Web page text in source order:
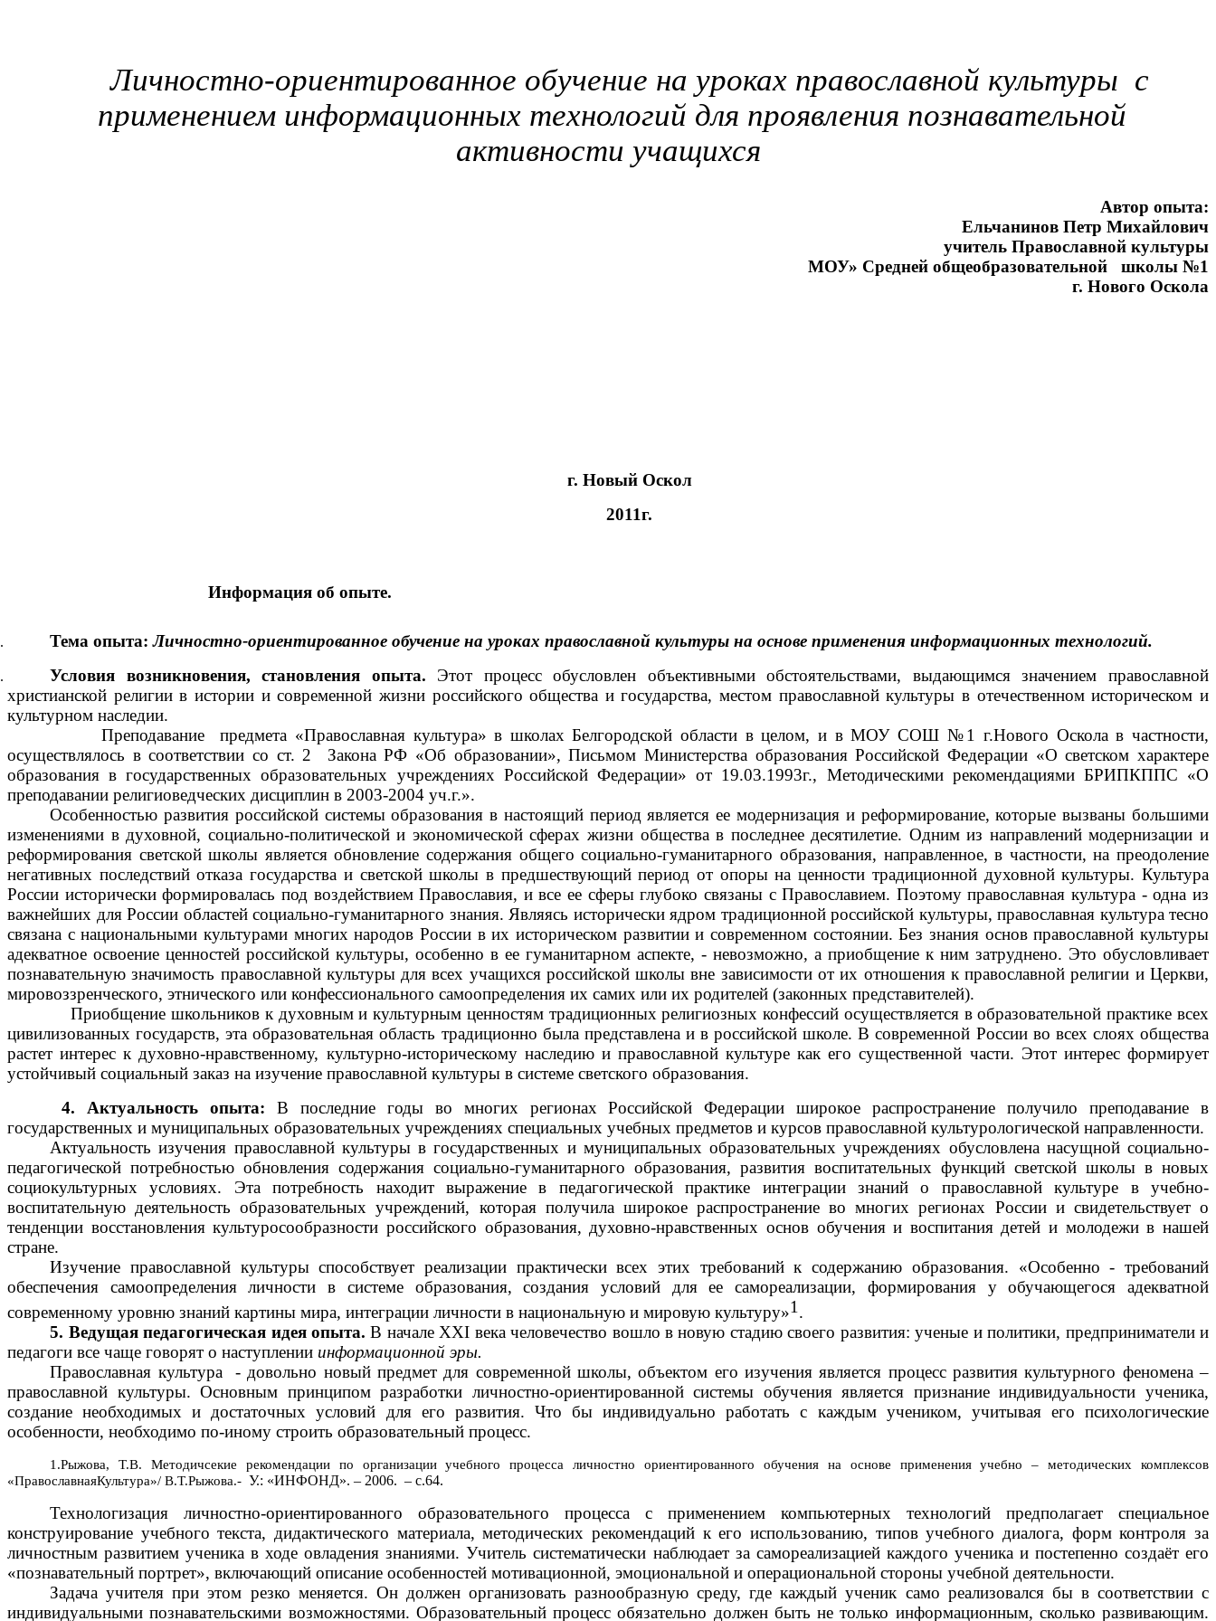
Личностно-ориентированное обучение на уроках православной культуры с
применением информационных технологий для проявления познавательной
активности учащихся
Автор опыта:
Ельчанинов Петр Михайлович
учитель Православной культуры
МОУ» Средней общеобразовательной школы №1
г. Нового Оскола
г. Новый Оскол
2011г.
Информация об опыте.
Тема опыта: Личностно-ориентированное обучение на уроках православной культуры на основе применения информационных технологий.
Условия возникновения, становления опыта. Этот процесс обусловлен объективными обстоятельствами, выдающимся значением православной
христианской религии в истории и современной жизни российского общества и государства, местом православной культуры в отечественном историческом и
культурном наследии.
Преподавание предмета «Православная культура» в школах Белгородской области в целом, и в МОУ СОШ №1 г.Нового Оскола в частности,
осуществлялось в соответствии со ст. 2 Закона РФ «Об образовании», Письмом Министерства образования Российской Федерации «О светском характере
образования в государственных образовательных учреждениях Российской Федерации» от 19.03.1993г., Методическими рекомендациями БРИПКППС «О
преподавании религиоведческих дисциплин в 2003-2004 уч.г.».
Особенностью развития российской системы образования в настоящий период является ее модернизация и реформирование, которые вызваны большими
изменениями в духовной, социально-политической и экономической сферах жизни общества в последнее десятилетие. Одним из направлений модернизации и
реформирования светской школы является обновление содержания общего социально-гуманитарного образования, направленное, в частности, на преодоление
негативных последствий отказа государства и светской школы в предшествующий период от опоры на ценности традиционной духовной культуры. Культура
России исторически формировалась под воздействием Православия, и все ее сферы глубоко связаны с Православием. Поэтому православная культура - одна из
важнейших для России областей социально-гуманитарного знания. Являясь исторически ядром традиционной российской культуры, православная культура тесно
связана с национальными культурами многих народов России в их историческом развитии и современном состоянии. Без знания основ православной культуры
адекватное освоение ценностей российской культуры, особенно в ее гуманитарном аспекте, - невозможно, а приобщение к ним затруднено. Это обусловливает
познавательную значимость православной культуры для всех учащихся российской школы вне зависимости от их отношения к православной религии и Церкви,
мировоззренческого, этнического или конфессионального самоопределения их самих или их родителей (законных представителей).
Приобщение школьников к духовным и культурным ценностям традиционных религиозных конфессий осуществляется в образовательной практике всех
цивилизованных государств, эта образовательная область традиционно была представлена и в российской школе. В современной России во всех слоях общества
растет интерес к духовно-нравственному, культурно-историческому наследию и православной культуре как его существенной части. Этот интерес формирует
устойчивый социальный заказ на изучение православной культуры в системе светского образования.
4. Актуальность опыта: В последние годы во многих регионах Российской Федерации широкое распространение получило преподавание в
государственных и муниципальных образовательных учреждениях специальных учебных предметов и курсов православной культурологической направленности.
Актуальность изучения православной культуры в государственных и муниципальных образовательных учреждениях обусловлена насущной социально-
педагогической потребностью обновления содержания социально-гуманитарного образования, развития воспитательных функций светской школы в новых
социокультурных условиях. Эта потребность находит выражение в педагогической практике интеграции знаний о православной культуре в учебно-
воспитательную деятельность образовательных учреждений, которая получила широкое распространение во многих регионах России и свидетельствует о
тенденции восстановления культуросообразности российского образования, духовно-нравственных основ обучения и воспитания детей и молодежи в нашей
стране.
Изучение православной культуры способствует реализации практически всех этих требований к содержанию образования. «Особенно - требований
обеспечения самоопределения личности в системе образования, создания условий для ее самореализации, формирования у обучающегося адекватной
современному уровню знаний картины мира, интеграции личности в национальную и мировую культуру»1 .
5. Ведущая педагогическая идея опыта.В начале XXI века человечество вошло в новую стадию своего развития: ученые и политики, предприниматели и
педагоги все чаще говорят о наступлении информационной эры.
Православная культура - довольно новый предмет для современной школы, объектом его изучения является процесс развития культурного феномена –
православной культуры. Основным принципом разработки личностно-ориентированной системы обучения является признание индивидуальности ученика,
создание необходимых и достаточных условий для его развития. Что бы индивидуально работать с каждым учеником, учитывая его психологические
особенности, необходимо по-иному строить образовательный процесс.
1.Рыжова, Т.В. Методичсекие рекомендации по организации учебного процесса личностно ориентированного обучения на основе применения учебно – методических комплексов
«ПравославнаяКультура»/ В.Т.Рыжова.- У.: «ИНФОНД». – 2006. – с.64.
Технологизация личностно-ориентированного образовательного процесса с применением компьютерных технологий предполагает специальное
конструирование учебного текста, дидактического материала, методических рекомендаций к его использованию, типов учебного диалога, форм контроля за
личностным развитием ученика в ходе овладения знаниями. Учитель систематически наблюдает за самореализацией каждого ученика и постепенно создаёт его
«познавательный портрет», включающий описание особенностей мотивационной, эмоциональной и операциональной стороны учебной деятельности.
Задача учителя при этом резко меняется. Он должен организовать разнообразную среду, где каждый ученик само реализовался бы в соответствии с
индивидуальными познавательскими возможностями. Образовательный процесс обязательно должен быть не только информационным, сколько развивающим.